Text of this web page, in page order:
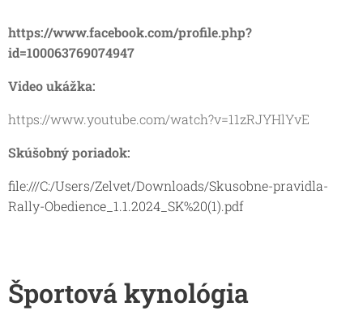
https://www.facebook.com/profile.php?
id=100063769074947
Video ukážka:
https://www.youtube.com/watch?v=11zRJYHlYvE
Skúšobný poriadok:
file:///C:/Users/Zelvet/Downloads/Skusobne-pravidla-
Rally-Obedience_1.1.2024_SK%20(1).pdf
Športová kynológia